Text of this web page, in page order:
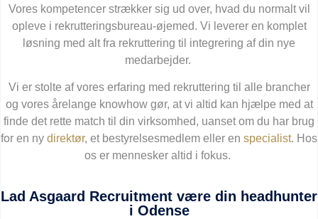
Vores kompetencer strækker sig ud over, hvad du normalt vil
opleve i rekrutteringsbureau-øjemed. Vi leverer en komplet
løsning med alt fra rekruttering til integrering af din nye
medarbejder.
Vi er stolte af vores erfaring med rekruttering til alle brancher
og vores årelange knowhow gør, at vi altid kan hjælpe med at
finde det rette match til din virksomhed, uanset om du har brug
for en ny direktør, et bestyrelsesmedlem eller en specialist. Hos
os er mennesker altid i fokus.
Lad Asgaard Recruitment være din headhunter
i Odense